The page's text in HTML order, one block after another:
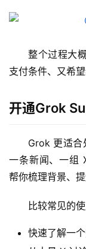
整个过程大
支付条件、又希
开通Grok
Grok 更适合
一条新闻、一组
帮你梳理背景、
比较常见的
快速了解一